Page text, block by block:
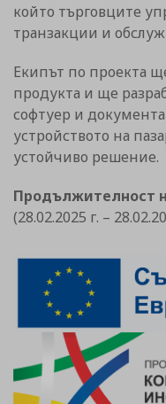
който търговците
транзакции и
Екипът по проекта
продукта и ще
софтуер и
устройството на
устойчиво решение.
Продължителност
(28.02.2025 г. –